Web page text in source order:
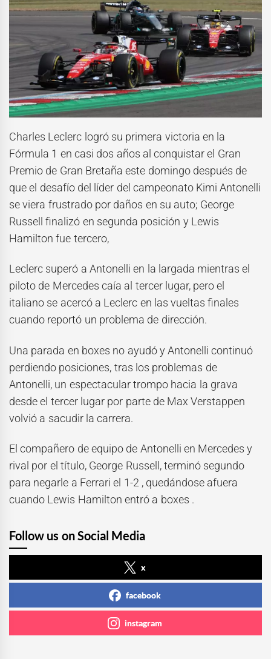
Charles Leclerc logró su primera victoria en la
Fórmula 1 en casi dos años al conquistar el Gran
Premio de Gran Bretaña este domingo después de
que el desafío del líder del campeonato Kimi Antonelli
se viera frustrado por daños en su auto; George
Russell finalizó en segunda posición y Lewis
Hamilton fue tercero,
Leclerc superó a Antonelli en la largada mientras el
piloto de Mercedes caía al tercer lugar, pero el
italiano se acercó a Leclerc en las vueltas finales
cuando reportó un problema de dirección.
Una parada en boxes no ayudó y Antonelli continuó
perdiendo posiciones, tras los problemas de
Antonelli, un espectacular trompo hacia la grava
desde el tercer lugar por parte de Max Verstappen
volvió a sacudir la carrera.
El compañero de equipo de Antonelli en Mercedes y
rival por el título, George Russell, terminó segundo
para negarle a Ferrari el 1-2 , quedándose afuera
cuando Lewis Hamilton entró a boxes .
Follow us on Social Media
x
facebook
instagram